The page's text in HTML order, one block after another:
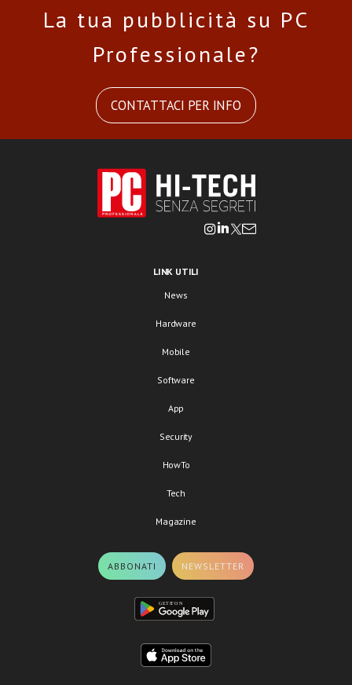
La tua pubblicità su PC
Professionale?
CONTATTACI PER INFO
LINK UTILI
News
Hardware
Mobile
Software
App
Security
HowTo
Tech
Magazine
ABBONATI NEWSLETTER